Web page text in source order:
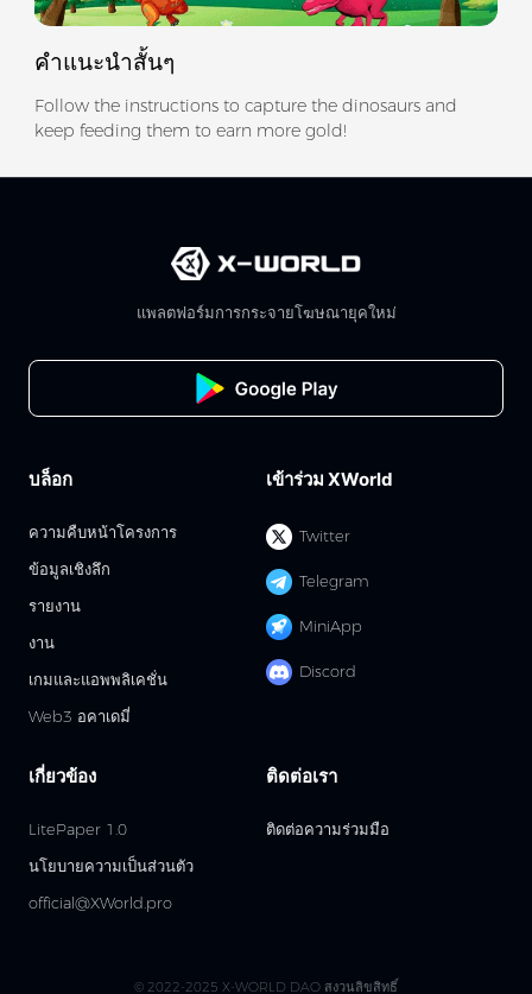
คำแนะนำสั้นๆ
Follow the instructions to capture the dinosaurs and
keep feeding them to earn more gold!
แพลตฟอร์มการกระจายโฆษณายุคใหม่
เข้าร่วม XWorld
Twitter
Telegram
MiniApp
Discord
บล็อก
ความคืบหน้าโครงการ
ข้อมูลเชิงลึก
รายงาน
งาน
เกมและแอพพลิเคชั่น
Web3 อคาเดมี่
เกี่ยวข้อง
LitePaper 1.0
นโยบายความเป็นส่วนตัว
official@XWorld.pro
ติดต่อเรา
ติดต่อความร่วมมือ
© 2022-2025 X-WORLD DAO สงวนลิขสิทธิ์